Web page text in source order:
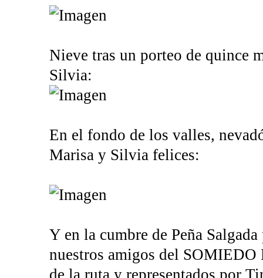
Nieve tras un porteo de quince
Silvia:
En el fondo de los valles,
Marisa y Silvia felices:
Y en la cumbre de Peña
nuestros amigos del
de la ruta y representados por